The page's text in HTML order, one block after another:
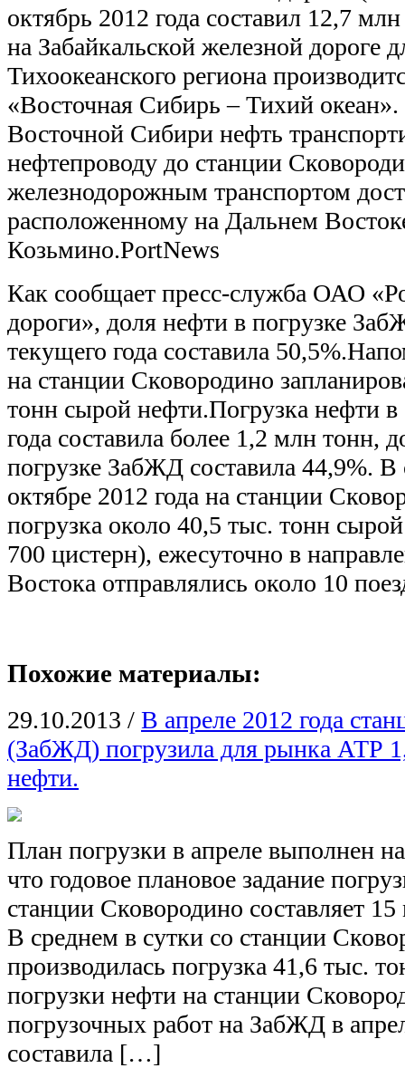
октябрь 2012 года составил 12,7
на Забайкальской железной дороге
Тихоокеанского региона
«Восточная Сибирь – Тихий
Восточной Сибири нефть
нефтепроводу до станции
железнодорожным транспортом
расположенному на Дальнем
Козьмино.PortNews
Как сообщает пресс-служба ОАО
дороги», доля нефти в погрузке
текущего года составила
на станции Сковородино
тонн сырой нефти.Погрузка нефти в
года составила более 1,2 млн тонн,
погрузке ЗабЖД составила 44,9%. В
октябре 2012 года на станции
погрузка около 40,5 тыс. тонн
700 цистерн), ежесуточно в
Востока отправлялись около 10
Похожие материалы:
29.10.2013 / В апреле 2012 года
(ЗабЖД) погрузила для рынка АТР
нефти.
План погрузки в апреле выполнен
что годовое плановое задание
станции Сковородино составляет
В среднем в сутки со станции
производилась погрузка 41,6 тыс.
погрузки нефти на станции
погрузочных работ на ЗабЖД в
составила […]